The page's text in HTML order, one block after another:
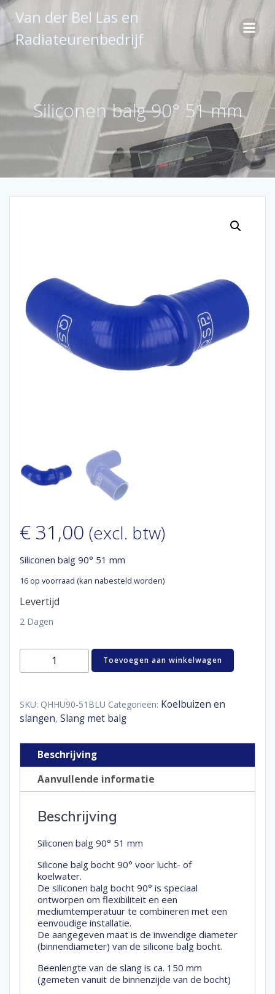
Ga
naar
inhoud
Van der Bel Las en
Radiateurenbedrijf
Siliconen balg 90° 51 mm
€ 31,00 (excl. btw)
Siliconen balg 90° 51 mm
16 op voorraad (kan nabesteld worden)
Levertijd
2 Dagen
Siliconen
mm
aantal
Toevoegen aan winkelwagen
SKU: QHHU90-51BLU Categorieën: Koelbuizen en
slangen, Slang met balg
Beschrijving
Aanvullende informatie
Beschrijving
Siliconen balg 90° 51 mm
Silicone balg bocht 90° voor lucht- of
koelwater.
De siliconen balg bocht 90° is speciaal
ontworpen om flexibiliteit en een
mediumtemperatuur te combineren met een
eenvoudige installatie.
De aangegeven maat is de inwendige diameter
(binnendiameter) van de silicone balg bocht.
Beenlengte van de slang is ca. 150 mm
(gemeten vanuit de binnenzijde van de bocht)